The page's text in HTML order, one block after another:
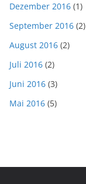
Dezember 2016 (1)
September 2016 (2)
August 2016 (2)
Juli 2016 (2)
Juni 2016 (3)
Mai 2016 (5)